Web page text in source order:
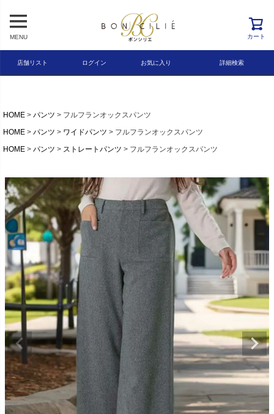
MENU カート
店舗リスト ログイン お気に入り 詳細検索
検索
HOME パンツ
フルフランオックスパンツ
HOME
パンツ ワイドパンツ
フルフランオックスパンツ
HOME
パンツ ストレートパンツ フルフランオックスパンツ